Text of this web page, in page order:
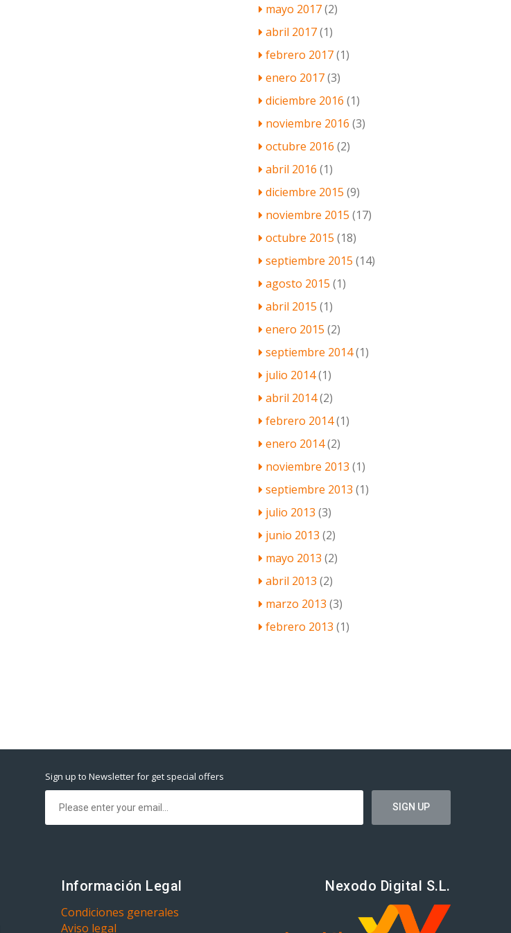
mayo 2017(2)
abril 2017(1)
febrero 2017(1)
enero 2017(3)
diciembre 2016 (1)
noviembre 2016 (3)
octubre 2016 (2)
abril 2016 (1)
diciembre 2015 (9)
noviembre 2015 (17)
octubre 2015 (18)
septiembre 2015 (14)
agosto 2015 (1)
abril 2015 (1)
enero 2015 (2)
septiembre 2014(1)
julio 2014(1)
abril 2014(2)
febrero 2014(1)
enero 2014(2)
noviembre 2013 (1)
septiembre 2013 (1)
julio 2013 (3)
junio 2013 (2)
mayo 2013 (2)
abril 2013 (2)
marzo 2013 (3)
febrero 2013 (1)
Sign up to Newsletter for get special offers
Información Legal
Condiciones generales
Aviso legal
Nexodo Digital S.L.